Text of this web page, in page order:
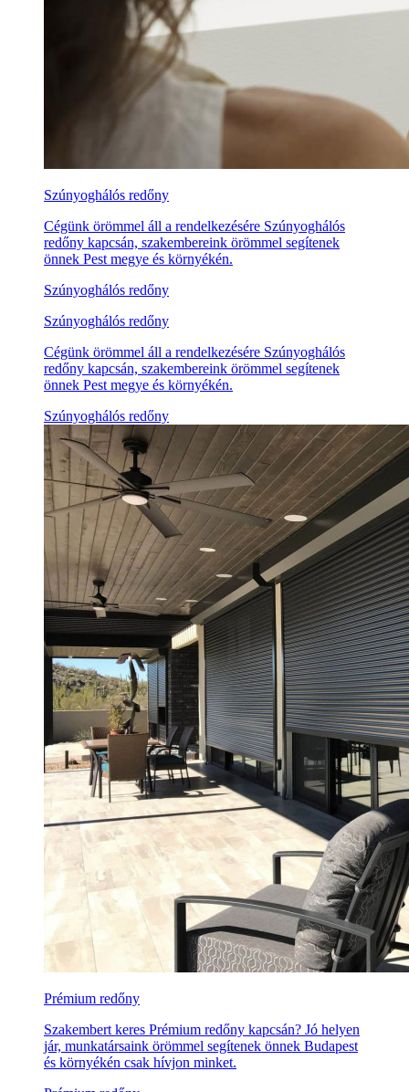
Szúnyoghálós redőny
Cégünk örömmel áll a rendelkezésére Szúnyoghálós
redőny kapcsán, szakembereink örömmel segítenek
önnek Pest megye és környékén.
Szúnyoghálós redőny
Szúnyoghálós redőny
Cégünk örömmel áll a rendelkezésére Szúnyoghálós
redőny kapcsán, szakembereink örömmel segítenek
önnek Pest megye és környékén.
Szúnyoghálós redőny
Prémium redőny
Szakembert keres Prémium redőny kapcsán? Jó helyen
jár, munkatársaink örömmel segítenek önnek Budapest
és környékén csak hívjon minket.